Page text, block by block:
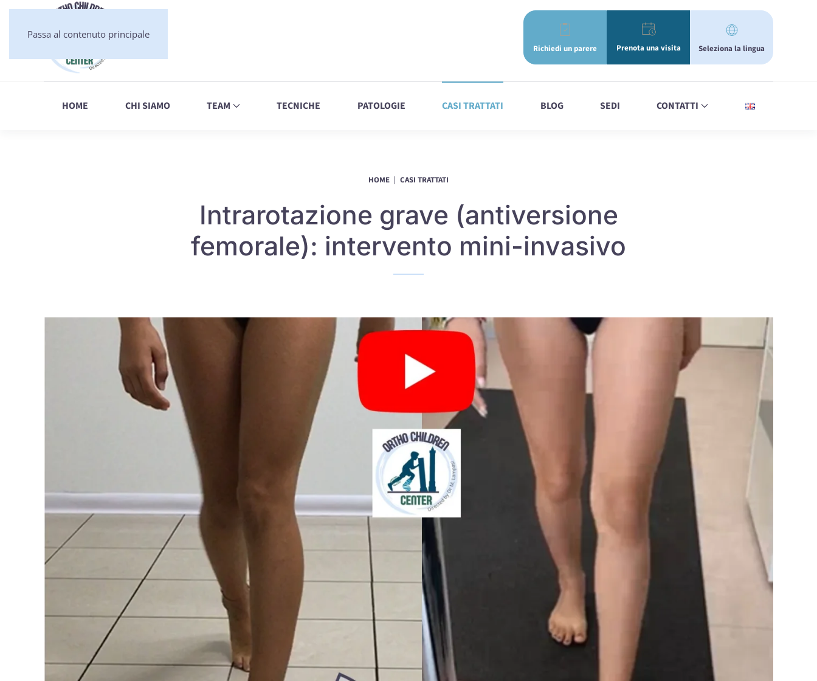
Passa al contenuto principale
Richiedi un parere Prenota una visita Seleziona la lingua
HOME CHI SIAMO TEAM TECNICHE PATOLOGIE CASI TRATTATI BLOG SEDI CONTATTI
HOME CASI TRATTATI
Intrarotazione grave (antiversione
femorale): intervento mini-invasivo